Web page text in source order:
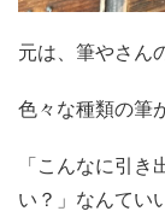
元は、筆やさん
色々な種類の筆
「こんなに引
い？」なんてい